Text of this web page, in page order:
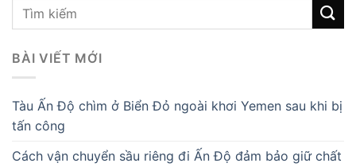
BÀI VIẾT MỚI
Tàu Ấn Độ chìm ở Biển Đỏ ngoài khơi Yemen sau khi bị
tấn công
Cách vận chuyển sầu riêng đi Ấn Độ đảm bảo giữ chất